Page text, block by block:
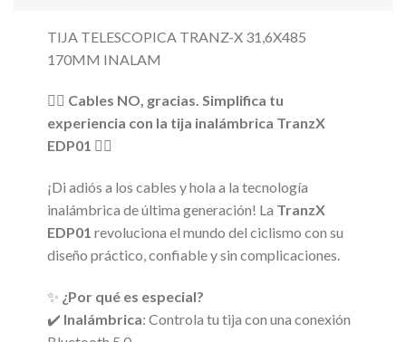
TIJA TELESCOPICA TRANZ-X 31,6X485
170MM INALAM
🚴‍♂️ Cables NO, gracias. Simplifica tu
experiencia con la tija inalámbrica TranzX
EDP01 🚴‍♀️
¡Di adiós a los cables y hola a la tecnología
inalámbrica de última generación! La TranzX
EDP01 revoluciona el mundo del ciclismo con su
diseño práctico, confiable y sin complicaciones.
✨ ¿Por qué es especial?
✔️ Inalámbrica: Controla tu tija con una conexión